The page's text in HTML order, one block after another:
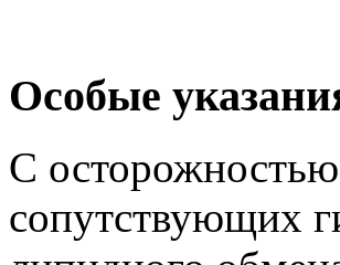
Особые
С
сопутствующих